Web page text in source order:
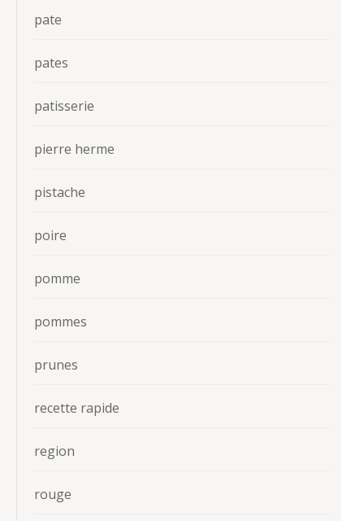
pate
pates
patisserie
pierre herme
pistache
poire
pomme
pommes
prunes
recette rapide
region
rouge